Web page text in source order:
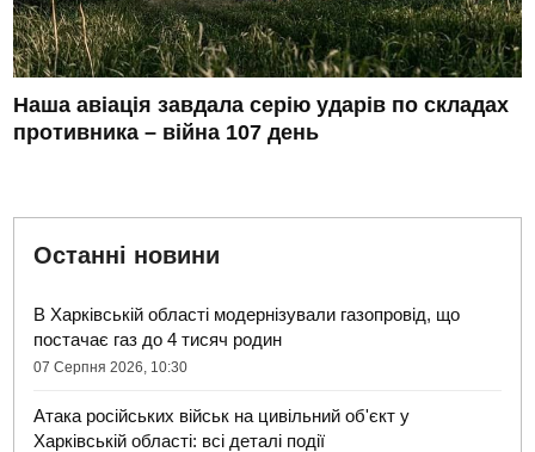
Наша авіація завдала серію ударів по складах
противника – війна 107 день
Останні новини
В Харківській області модернізували газопровід, що
постачає газ до 4 тисяч родин
07 Серпня 2026, 10:30
Атака російських військ на цивільний об'єкт у
Харківській області: всі деталі події